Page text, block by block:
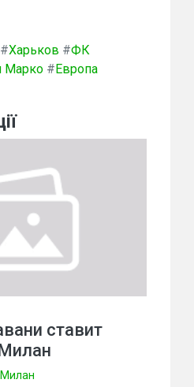
#Харьков #ФК
Марко #Европа
ставит
Милан